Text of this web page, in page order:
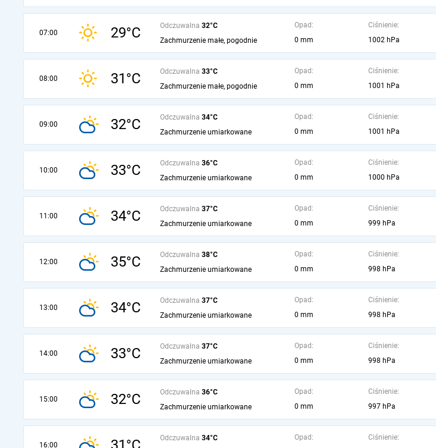
07:00 29°C Odczuwalna 32°C
Zachmurzenie małe, pogodnie
Opad:
0 mm
Ciśnienie:
1002 hPa
08:00 31°C Odczuwalna 33°C
Zachmurzenie małe, pogodnie
Opad:
0 mm
Ciśnienie:
1001 hPa
09:00 32°C Odczuwalna 34°C
Zachmurzenie umiarkowane
Opad:
0 mm
Ciśnienie:
1001 hPa
10:00 33°C Odczuwalna 36°C
Zachmurzenie umiarkowane
Opad:
0 mm
Ciśnienie:
1000 hPa
11:00 34°C Odczuwalna 37°C
Zachmurzenie umiarkowane
Opad:
0 mm
Ciśnienie:
999 hPa
12:00 35°C Odczuwalna 38°C
Zachmurzenie umiarkowane
Opad:
0 mm
Ciśnienie:
998 hPa
13:00 34°C Odczuwalna 37°C
Zachmurzenie umiarkowane
Opad:
0 mm
Ciśnienie:
998 hPa
14:00 33°C Odczuwalna 37°C
Zachmurzenie umiarkowane
Opad:
0 mm
Ciśnienie:
998 hPa
15:00 32°C Odczuwalna 36°C
Zachmurzenie umiarkowane
Opad:
0 mm
Ciśnienie:
997 hPa
16:00
Odczuwalna 34°C
Opad:
Ciśnienie: